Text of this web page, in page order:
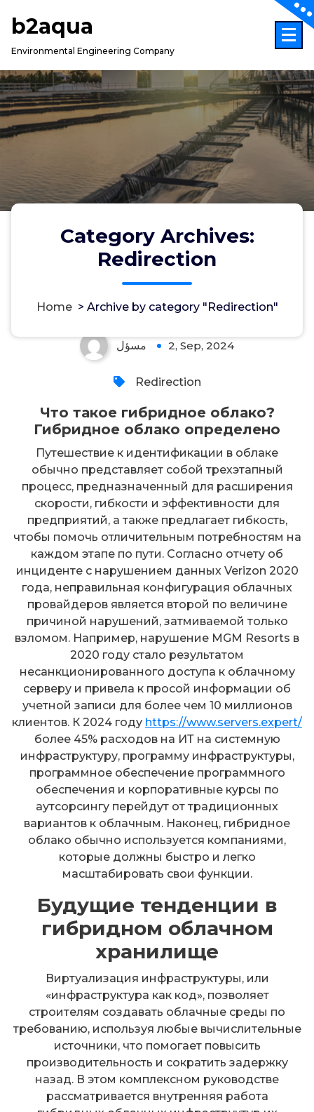
b2aqua
Environmental Engineering Company
Category Archives:
Redirection
Home> Archive by category "Redirection"
مسؤل 2, Sep, 2024
Redirection
Что такое гибридное облако?
Гибридное облако определено
Путешествие к идентификации в облаке
обычно представляет собой трехэтапный
процесс, предназначенный для расширения
скорости, гибкости и эффективности для
предприятий, а также предлагает гибкость,
чтобы помочь отличительным потребностям на
каждом этапе по пути. Согласно отчету об
инциденте с нарушением данных Verizon 2020
года, неправильная конфигурация облачных
провайдеров является второй по величине
причиной нарушений, затмиваемой только
взломом. Например, нарушение MGM Resorts в
2020 году стало результатом
несанкционированного доступа к облачному
серверу и привела к просой информации об
учетной записи для более чем 10 миллионов
клиентов. К 2024 году https://www.servers.expert/
более 45% расходов на ИТ на системную
инфраструктуру, программу инфраструктуры,
программное обеспечение программного
обеспечения и корпоративные курсы по
аутсорсингу перейдут от традиционных
вариантов к облачным. Наконец, гибридное
облако обычно используется компаниями,
которые должны быстро и легко
масштабировать свои функции.
Будущие тенденции в
гибридном облачном
хранилище
Виртуализация инфраструктуры, или
«инфраструктура как код», позволяет
строителям создавать облачные среды по
требованию, используя любые вычислительные
источники, что помогает повысить
производительность и сократить задержку
назад. В этом комплексном руководстве
рассматривается внутренняя работа